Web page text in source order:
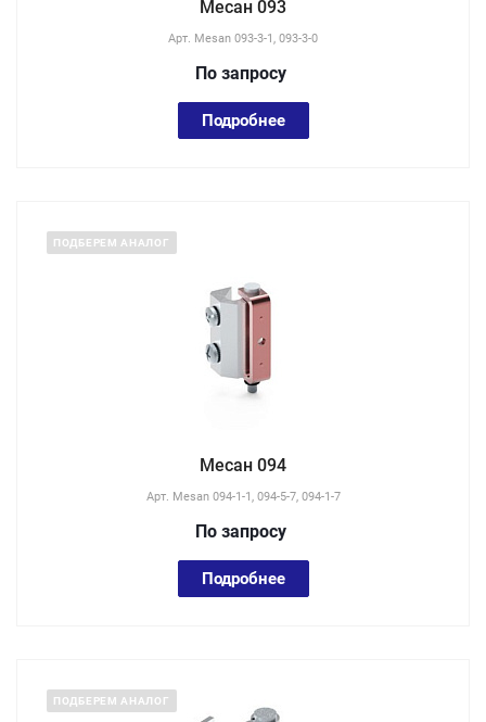
Месан 093
Арт. Mesan 093-3-1, 093-3-0
По запросу
Подробнее
ПОДБЕРЕМ АНАЛОГ
Месан 094
Арт. Mesan 094-1-1, 094-5-7, 094-1-7
По запросу
Подробнее
ПОДБЕРЕМ АНАЛОГ